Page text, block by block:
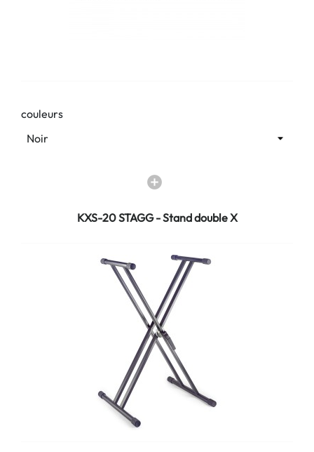
couleurs
KXS-20 STAGG - Stand double X